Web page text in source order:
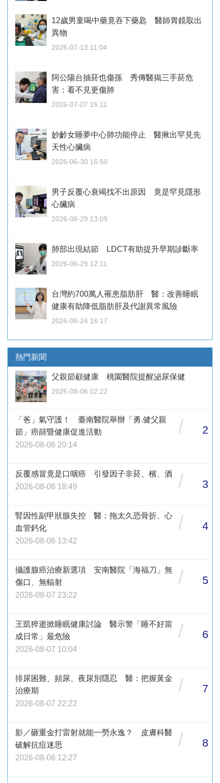
12歲男童喝中藥竟吞下藥匙 醫師胃鏡取出
異物
2026-07-13 11:04
阿公陽台抽菸也傷孫 秀傳醫揭三手菸危
害：看不見更傷肺
2026-07-07 15:11
妙齡女睡夢中心肺功能停止 醫揪出罕見先
天性心臟病
2026-06-30 16:50
男子反覆心衰竭找不出原因 竟是罕見隱形
心臟病
2026-06-29 13:09
肺部出現結節 LDCT有助提升早期診斷率
2026-06-29 12:11
台灣約700萬人罹患脂肪肝 醫：改善睡眠
健康有助降低脂肪肝及代謝異常風險
2026-06-24 16:17
熱門新聞
父親節顧健康 桃園醫院提醒泌尿保健
2026-08-06 02:22
「爸」氣守護！ 臺南醫院舉辦「勇.健父親
節」癌篩暨健康促進活動
2026-08-06 20:14
/ 2
反覆感冒竟是口咽癌 引發因子非菸、檳、酒
2026-08-06 18:49
/ 3
腎因性副甲狀腺失控 醫：拖太久恐骨折、心
血管鈣化
2026-08-06 13:42
/ 4
攝護腺癌治療新選項 安南醫院「海福刀」無
傷口、無輻射
2026-08-07 23:22
/ 5
王凱猝逝掀睡眠健康討論 醫示警「睡不好當
成日常」最危險
2026-08-07 10:04
/ 6
排尿困難、頻尿、夜尿別隱忍 醫：把握黃金
治療期
2026-08-07 22:22
/ 7
影／砸重金打雷射就能一勞永逸？ 皮膚科醫
破解抗痘迷思
2026-08-06 12:27
/ 8